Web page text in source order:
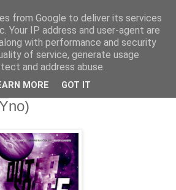
from Google to deliver its services
Your IP address and user-agent are
with performance and security
of service, generate usage
and address abuse.
MORE GOT IT